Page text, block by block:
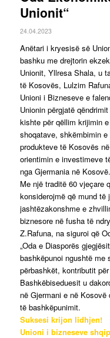
Unionit“
24.04.2023
Anëtari i kryesisë së
bashku me drejtorin
Unionit, Yllresa Shala, u
të Kosovës, Lulzim
Unioni i Bizneseve e
Unionin përgjatë
kishte për qëllim krijimin
shoqatave, shkëmbimin
produkteve të Kosovës
orientimin e investimeve
nga Gjermania në Kosovë.
Me një traditë 60 vjeçare
konsiderojmë që mund të
jashtëzakonshme e
biznesore në fusha të
Z.Rafuna, na siguroi që
„Oda e Diasporës
bashkëpunoi ngushtë me
përbashkët, kontributit
Bashkëbiseduesit u
në Gjermani e në
të bashkëpunimit.
Suksesi krijon lidhjen!
Unioni i bizneseve